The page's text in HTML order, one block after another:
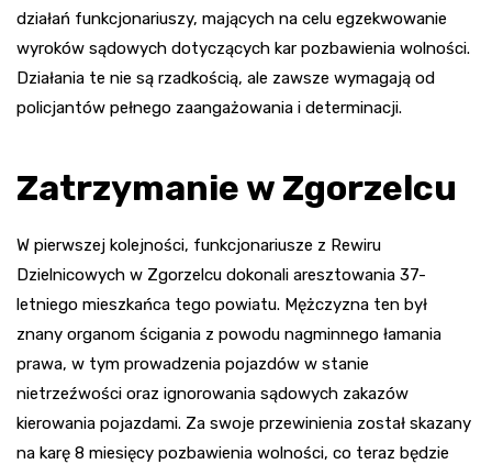
działań funkcjonariuszy, mających na celu egzekwowanie
wyroków sądowych dotyczących kar pozbawienia wolności.
Działania te nie są rzadkością, ale zawsze wymagają od
policjantów pełnego zaangażowania i determinacji.
Zatrzymanie w Zgorzelcu
W pierwszej kolejności, funkcjonariusze z Rewiru
Dzielnicowych w Zgorzelcu dokonali aresztowania 37-
letniego mieszkańca tego powiatu. Mężczyzna ten był
znany organom ścigania z powodu nagminnego łamania
prawa, w tym prowadzenia pojazdów w stanie
nietrzeźwości oraz ignorowania sądowych zakazów
kierowania pojazdami. Za swoje przewinienia został skazany
na karę 8 miesięcy pozbawienia wolności, co teraz będzie